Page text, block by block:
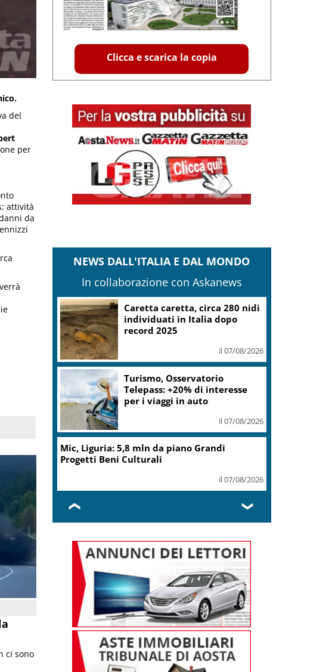
del
per
attività
da
ci sono
Clicca e scarica la copia
NEWS DALL'ITALIA E DAL MONDO
In collaborazione con Askanews
Caretta caretta, circa 280 nidi
individuati in Italia dopo
record 2025
il 07/08/2026
Turismo, Osservatorio
Telepass: +20% di interesse
per i viaggi in auto
il 07/08/2026
Mic, Liguria: 5,8 mln da piano Grandi
Progetti Beni Culturali
il 07/08/2026
❮ ❯